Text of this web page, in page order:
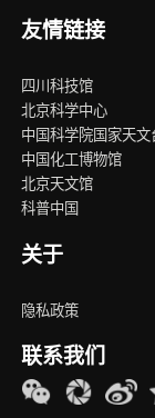
友情链接
四川科技馆
北京科学中心
中国科学院国家天文
中国化工博物馆
北京天文馆
科普中国
关于
隐私政策
联系我们